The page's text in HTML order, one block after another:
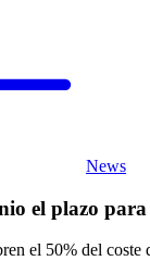
News
el plazo
el 50% del